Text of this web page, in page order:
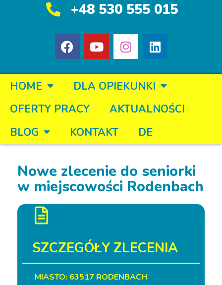
+48 530 555 015
HOME
DLA OPIEKUNKI
OFERTY PRACY
AKTUALNOŚCI
BLOG
KONTAKT DE
Nowe zlecenie do seniorki
w miejscowości Rodenbach
SZCZEGÓŁY ZLECENIA
MIASTO: 63517 RODENBACH